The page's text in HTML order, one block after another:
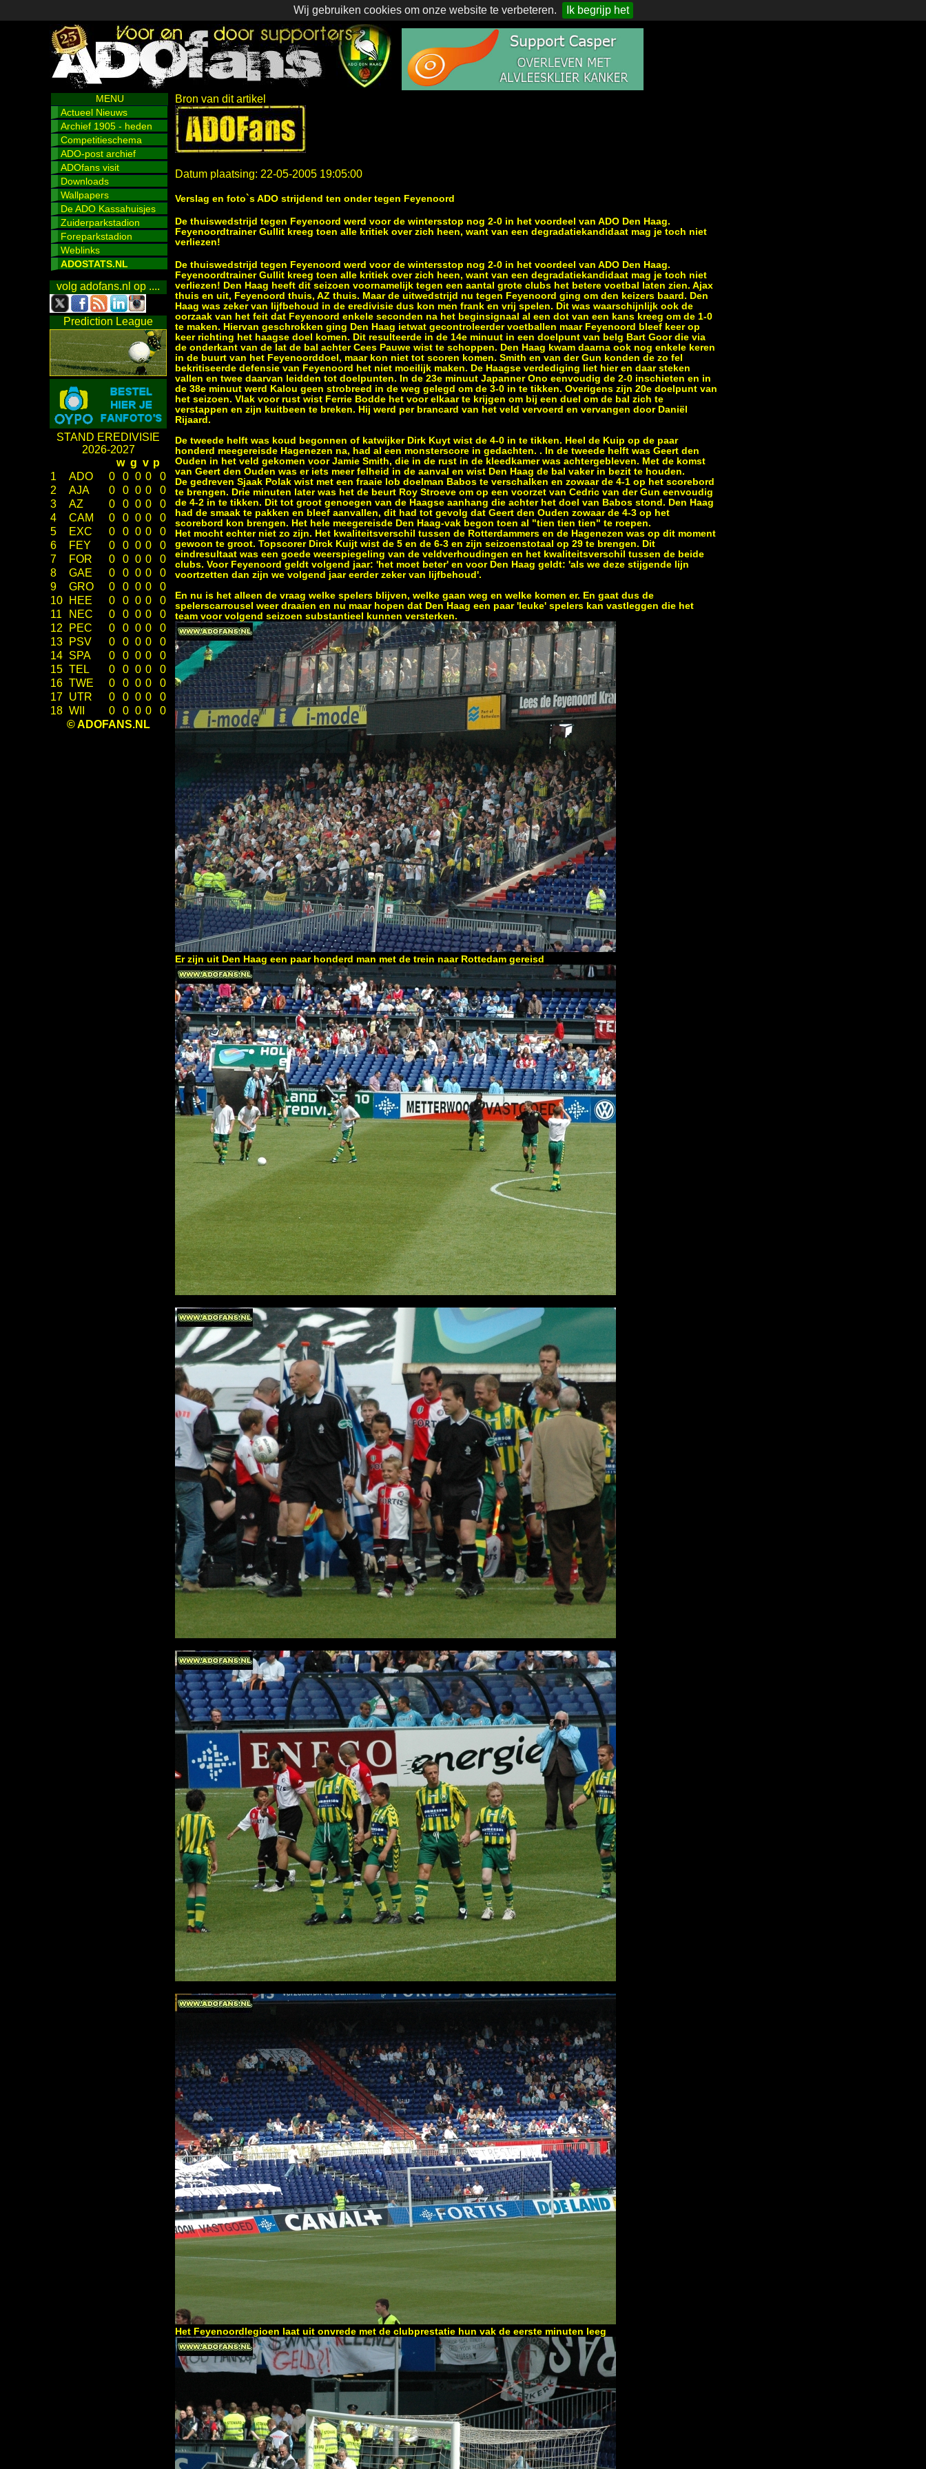
Wij gebruiken cookies om onze website te verbeteren. Ik begrijp het
MENU
Actueel Nieuws
Archief 1905 - heden
Competitieschema
ADO-post archief
ADOfans visit
Downloads
Wallpapers
De ADO Kassahuisjes
Zuiderparkstadion
Foreparkstadion
Weblinks
ADOSTATS.NL
volg adofans.nl op ....
Prediction League
STAND EREDIVISIE
2026-2027
w g v p
1
ADO 0 0 0 0
0
2
AJA 0 0 0 0
0
3
AZ 0 0 0 0
0
4
CAM 0 0 0 0
0
5
EXC 0 0 0 0
0
6
FEY 0 0 0 0
0
7
FOR 0 0 0 0
0
8
GAE 0 0 0 0
0
9
GRO 0 0 0 0
0
10
HEE 0 0 0 0
0
11
NEC 0 0 0 0
0
12
PEC 0 0 0 0
0
13
PSV 0 0 0 0
0
14 SPA 0 0 0 0
0
15 TEL 0 0 0 0
0
16 TWE 0 0 0 0
0
17 UTR 0 0 0 0
0
18 WII 0 0 0 0
0
© ADOFANS.NL
Bron van dit artikel
Datum plaatsing: 22-05-2005 19:05:00
Verslag en foto`s ADO strijdend ten onder tegen Feyenoord
De thuiswedstrijd tegen Feyenoord werd voor de wintersstop nog 2-0 in het voordeel van ADO Den Haag.
Feyenoordtrainer Gullit kreeg toen alle kritiek over zich heen, want van een degradatiekandidaat mag je toch niet
verliezen!
De thuiswedstrijd tegen Feyenoord werd voor de wintersstop nog 2-0 in het voordeel van ADO Den Haag.
Feyenoordtrainer Gullit kreeg toen alle kritiek over zich heen, want van een degradatiekandidaat mag je toch niet
verliezen! Den Haag heeft dit seizoen voornamelijk tegen een aantal grote clubs het betere voetbal laten zien. Ajax
thuis en uit, Feyenoord thuis, AZ thuis. Maar de uitwedstrijd nu tegen Feyenoord ging om den keizers baard. Den
Haag was zeker van lijfbehoud in de eredivisie dus kon men frank en vrij spelen. Dit was waarschijnlijk ook de
oorzaak van het feit dat Feyenoord enkele seconden na het beginsignaal al een dot van een kans kreeg om de 1-0
te maken. Hiervan geschrokken ging Den Haag ietwat gecontroleerder voetballen maar Feyenoord bleef keer op
keer richting het haagse doel komen. Dit resulteerde in de 14e minuut in een doelpunt van belg Bart Goor die via
de onderkant van de lat de bal achter Cees Pauwe wist te schoppen. Den Haag kwam daarna ook nog enkele keren
in de buurt van het Feyenoorddoel, maar kon niet tot scoren komen. Smith en van der Gun konden de zo fel
bekritiseerde defensie van Feyenoord het niet moeilijk maken. De Haagse verdediging liet hier en daar steken
vallen en twee daarvan leidden tot doelpunten. In de 23e minuut Japanner Ono eenvoudig de 2-0 inschieten en in
de 38e minuut werd Kalou geen strobreed in de weg gelegd om de 3-0 in te tikken. Overigens zijn 20e doelpunt van
het seizoen. Vlak voor rust wist Ferrie Bodde het voor elkaar te krijgen om bij een duel om de bal zich te
verstappen en zijn kuitbeen te breken. Hij werd per brancard van het veld vervoerd en vervangen door Daniël
Rijaard.
De tweede helft was koud begonnen of katwijker Dirk Kuyt wist de 4-0 in te tikken. Heel de Kuip op de paar
honderd meegereisde Hagenezen na, had al een monsterscore in gedachten. . In de tweede helft was Geert den
Ouden in het veld gekomen voor Jamie Smith, die in de rust in de kleedkamer was achtergebleven. Met de komst
van Geert den Ouden was er iets meer felheid in de aanval en wist Den Haag de bal vaker in bezit te houden.
De gedreven Sjaak Polak wist met een fraaie lob doelman Babos te verschalken en zowaar de 4-1 op het scorebord
te brengen. Drie minuten later was het de beurt Roy Stroeve om op een voorzet van Cedric van der Gun eenvoudig
de 4-2 in te tikken. Dit tot groot genoegen van de Haagse aanhang die achter het doel van Babos stond. Den Haag
had de smaak te pakken en bleef aanvallen, dit had tot gevolg dat Geert den Ouden zowaar de 4-3 op het
scorebord kon brengen. Het hele meegereisde Den Haag-vak begon toen al "tien tien tien" te roepen.
Het mocht echter niet zo zijn. Het kwaliteitsverschil tussen de Rotterdammers en de Hagenezen was op dit moment
gewoon te groot. Topscorer Dirck Kuijt wist de 5 en de 6-3 en zijn seizoenstotaal op 29 te brengen. Dit
eindresultaat was een goede weerspiegeling van de veldverhoudingen en het kwaliteitsverschil tussen de beide
clubs. Voor Feyenoord geldt volgend jaar: 'het moet beter' en voor Den Haag geldt: 'als we deze stijgende lijn
voortzetten dan zijn we volgend jaar eerder zeker van lijfbehoud'.
En nu is het alleen de vraag welke spelers blijven, welke gaan weg en welke komen er. En gaat dus de
spelerscarrousel weer draaien en nu maar hopen dat Den Haag een paar 'leuke' spelers kan vastleggen die het
team voor volgend seizoen substantieel kunnen versterken.
Er zijn uit Den Haag een paar honderd man met de trein naar Rottedam gereisd
Het Feyenoordlegioen laat uit onvrede met de clubprestatie hun vak de eerste minuten leeg